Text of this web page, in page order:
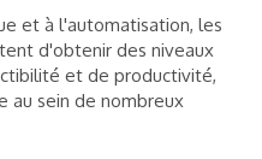
et à l'automatisation, les
d'obtenir des niveaux
et de productivité,
au sein de nombreux